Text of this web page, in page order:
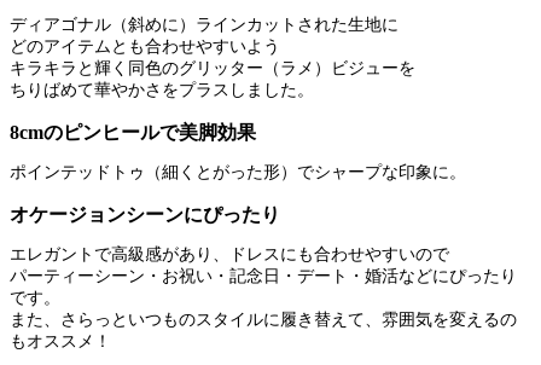
ディアゴナル（斜めに）ラインカットされた生地に
どのアイテムとも合わせやすいよう
キラキラと輝く同色のグリッター（ラメ）ビジューを
ちりばめて華やかさをプラスしました。
8cmのピンヒールで美脚効果
ポインテッドトゥ（細くとがった形）でシャープな印象に。
オケージョンシーンにぴったり
エレガントで高級感があり、ドレスにも合わせやすいので
パーティーシーン・お祝い・記念日・デート・婚活などにぴったり
です。
また、さらっといつものスタイルに履き替えて、雰囲気を変えるの
もオススメ！